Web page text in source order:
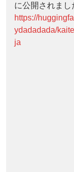
に公開されまし
https://
ydadadada/
ja